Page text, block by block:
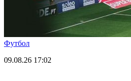
Футбол
09.08.26 17:02